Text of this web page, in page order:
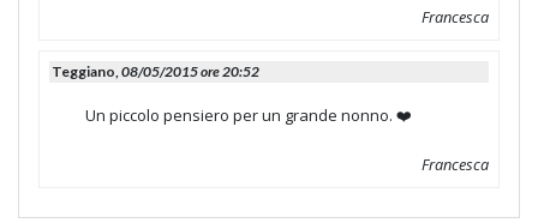
Francesca
Teggiano,08/05/2015 ore 20:52
Un piccolo pensiero per un grande nonno. ❤️
Francesca